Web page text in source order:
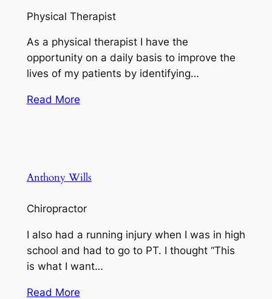
Physical Therapist
As a physical therapist I have the
opportunity on a daily basis to improve the
lives of my patients by identifying…
Read More
Anthony Wills
Chiropractor
I also had a running injury when I was in high
school and had to go to PT. I thought “This
is what I want…
Read More